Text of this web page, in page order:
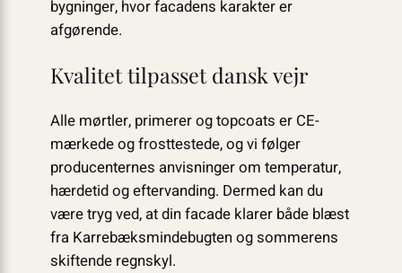
bygninger, hvor facadens karakter er
afgørende.
Kvalitet tilpasset dansk vejr
Alle mørtler, primerer og topcoats er CE-
mærkede og frosttestede, og vi følger
producenternes anvisninger om temperatur,
hærdetid og eftervanding. Dermed kan du
være tryg ved, at din facade klarer både blæst
fra Karrebæksmindebugten og sommerens
skiftende regnskyl.